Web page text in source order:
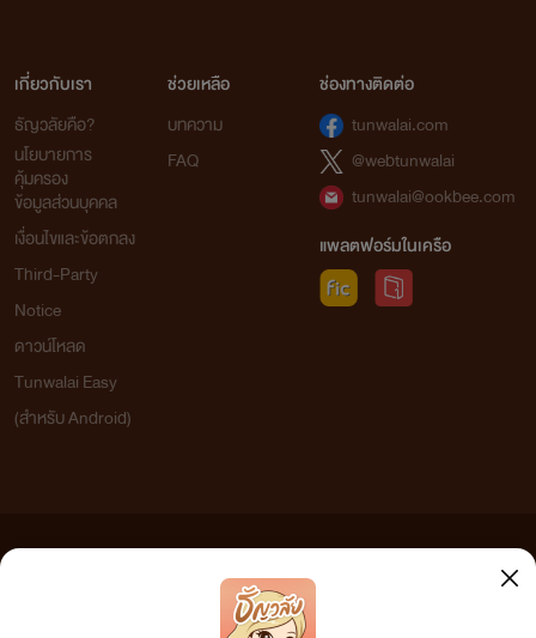
เกี่ยวกับเรา
ธัญวลัยคือ?
นโยบายการ
คุ้มครอง
ข้อมูลส่วนบุคคล
เงื่อนไขและข้อตกลง
Third-Party
Notice
ดาวน์โหลด
Tunwalai Easy
(สำหรับ Android)
ช่วยเหลือ
บทความ
FAQ
ช่องทางติดต่อ
tunwalai.com
@webtunwalai
tunwalai@ookbee.com
แพลตฟอร์มในเครือ
เว็บไซต์แห่งนี้ไม่ได้เห็นด้วยและไม่ขอรับผิดชอบต่อข้อความใดๆ ทั้งสิ้น ดังนั้นผู้อ่านทุกท่านโปรดใช้
วิจารณญาณในการกลั่นกรองด้วยตนเอง และหากท่านพบข้อความใดๆ ที่ขัดต่อกฎหมายและศีลธรรม